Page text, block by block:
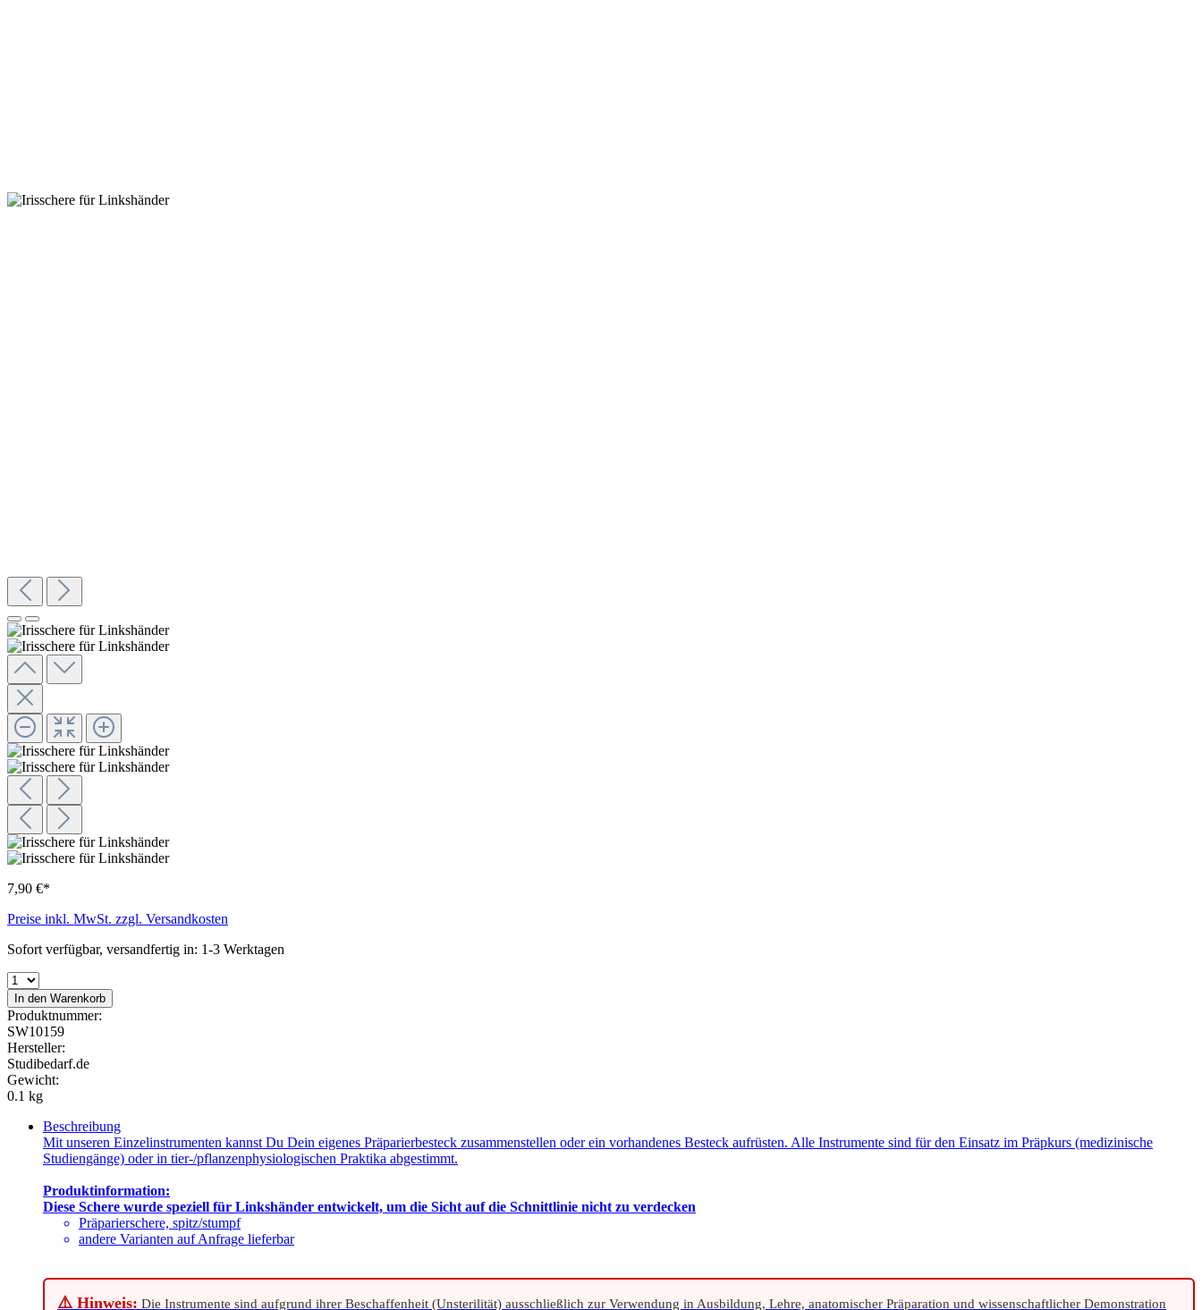
7,90 €*
Preise inkl. MwSt. zzgl. Versandkosten
Sofort verfügbar, versandfertig in: 1-3 Werktagen
In den Warenkorb
Produktnummer:
SW10159
Hersteller:
Studibedarf.de
Gewicht:
0.1 kg
Beschreibung
Mit unseren Einzelinstrumenten kannst Du Dein eigenes Präparierbesteck zusammenstellen oder ein vorhandenes Besteck aufrüsten. Alle Instrumente sind für den Einsatz im Präpkurs (medizinische
Studiengänge) oder in tier-/pflanzenphysiologischen Praktika abgestimmt.
Produktinformation:
Diese Schere wurde speziell für Linkshänder entwickelt, um die Sicht auf die Schnittlinie nicht zu verdecken
Präparierschere, spitz/stumpf
andere Varianten auf Anfrage lieferbar
⚠️ Hinweis: Die Instrumente sind aufgrund ihrer Beschaffenheit (Unsterilität) ausschließlich zur Verwendung in Ausbildung, Lehre, anatomischer Präparation und wissenschaftlicher Demonstration